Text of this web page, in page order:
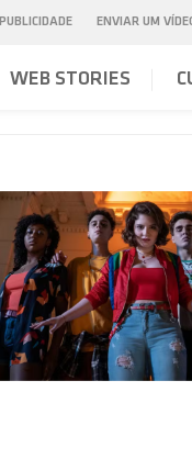
PUBLICIDADE ENVIAR UM
WEB STORIES